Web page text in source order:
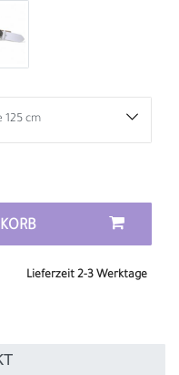
Lieferzeit 2-3 Werktage